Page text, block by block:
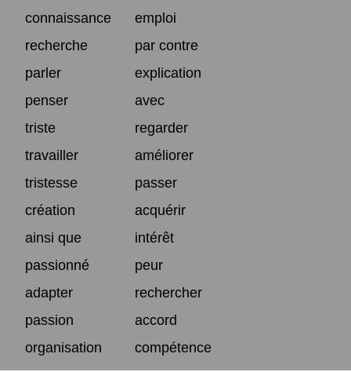
connaissance
emploi
recherche
par contre
parler
explication
penser
avec
triste
regarder
travailler
améliorer
tristesse
passer
création
acquérir
ainsi que
intérêt
passionné
peur
adapter
rechercher
passion
accord
organisation
compétence